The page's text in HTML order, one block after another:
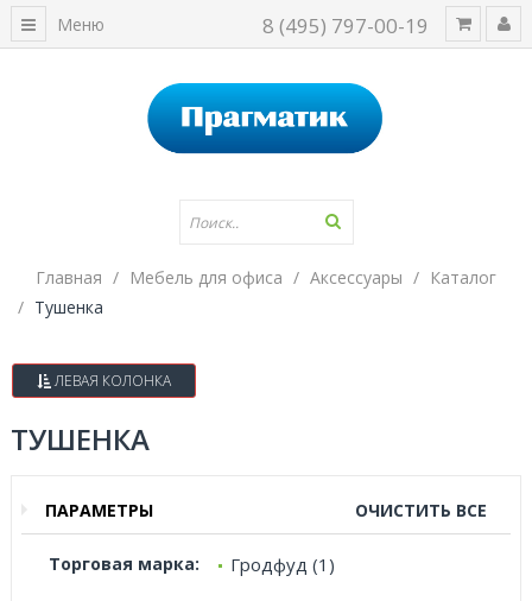
8 (495) 797-00-19
Меню
Главная Мебель для офиса Аксессуары
Каталог
Тушенка
ЛЕВАЯ КОЛОНКА
ТУШЕНКА
ПАРАМЕТРЫ ОЧИСТИТЬ ВСЕ
Торговая марка: Гродфуд (1)